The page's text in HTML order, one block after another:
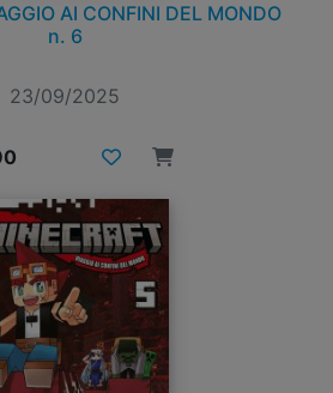
AI CONFINI DEL MONDO
n. 6
23/09/2025